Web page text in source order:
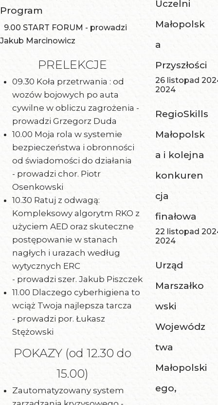
Program
9.00 START FORUM - prowadzi
Jakub Marcinowicz
PRELEKCJE
09.30 Koła przetrwania : od
wozów bojowych po auta
cywilne w obliczu zagrożenia -
prowadzi Grzegorz Duda
10.00 Moja rola w systemie
bezpieczeństwa i obronności
od świadomości do działania
- prowadzi chor. Piotr
Osenkowski
10.30 Ratuj z odwagą:
Kompleksowy algorytm RKO z
użyciem AED oraz skuteczne
postępowanie w stanach
nagłych i urazach według
wytycznych ERC
- prowadzi szer. Jakub Piszczek
11.00 Dlaczego cyberhigiena to
wciąż Twoja najlepsza tarcza
- prowadzi por. Łukasz
Stężowski
POKAZY (od 12.30 do
15.00)
Zautomatyzowany system
Uczelni
Małopolsk
a
Przyszłości
26 listopad
2024
RegioSkills
Małopolsk
a i kolejna
konkuren
cja
finałowa
22 listopad
2024
Urząd
Marszałko
wski
Wojewódz
twa
Małopolski
ego,